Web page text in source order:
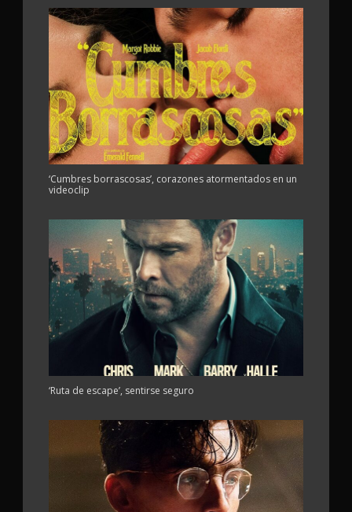
‘Cumbres borrascosas’, corazones atormentados en un
videoclip
‘Ruta de escape’, sentirse seguro